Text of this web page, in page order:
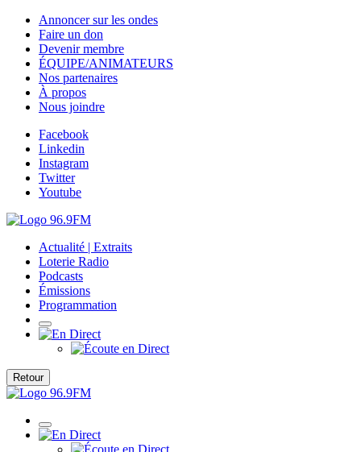
Annoncer sur les ondes
Faire un don
Devenir membre
ÉQUIPE/ANIMATEURS
Nos partenaires
À propos
Nous joindre
Facebook
Linkedin
Instagram
Twitter
Youtube
Actualité | Extraits
Loterie Radio
Podcasts
Émissions
Programmation
Retour